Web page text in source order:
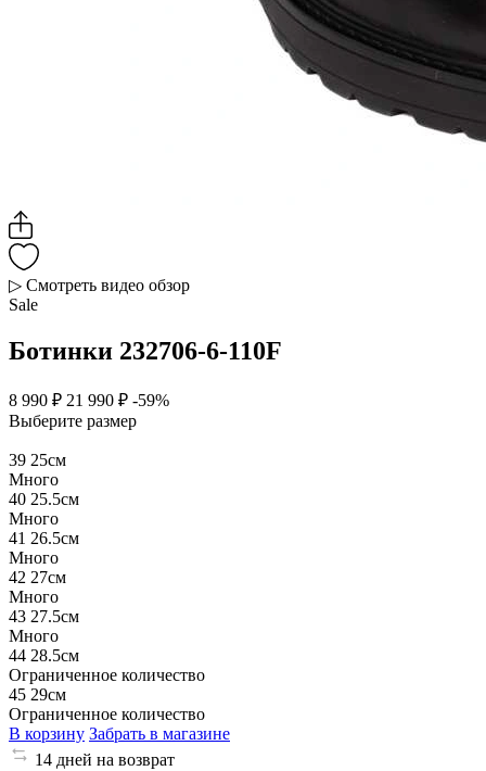
▷ Смотреть видео обзор
Sale
Ботинки 232706-6-110F
8 990 ₽ 21 990 ₽ -59%
Выберите размер
39 25см
Много
40 25.5см
Много
41 26.5см
Много
42 27см
Много
43 27.5см
Много
44 28.5см
Ограниченное количество
45 29см
Ограниченное количество
В корзину Забрать в магазине
14 дней на возврат